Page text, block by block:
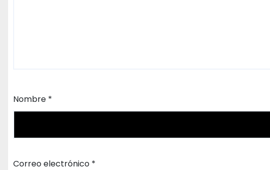
Nombre *
Correo electrónico *